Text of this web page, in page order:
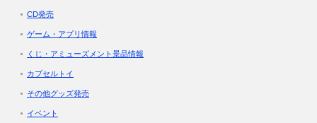
CD発売
ゲーム・アプリ情報
くじ・アミューズメント景品情報
カプセルトイ
その他グッズ発売
イベント